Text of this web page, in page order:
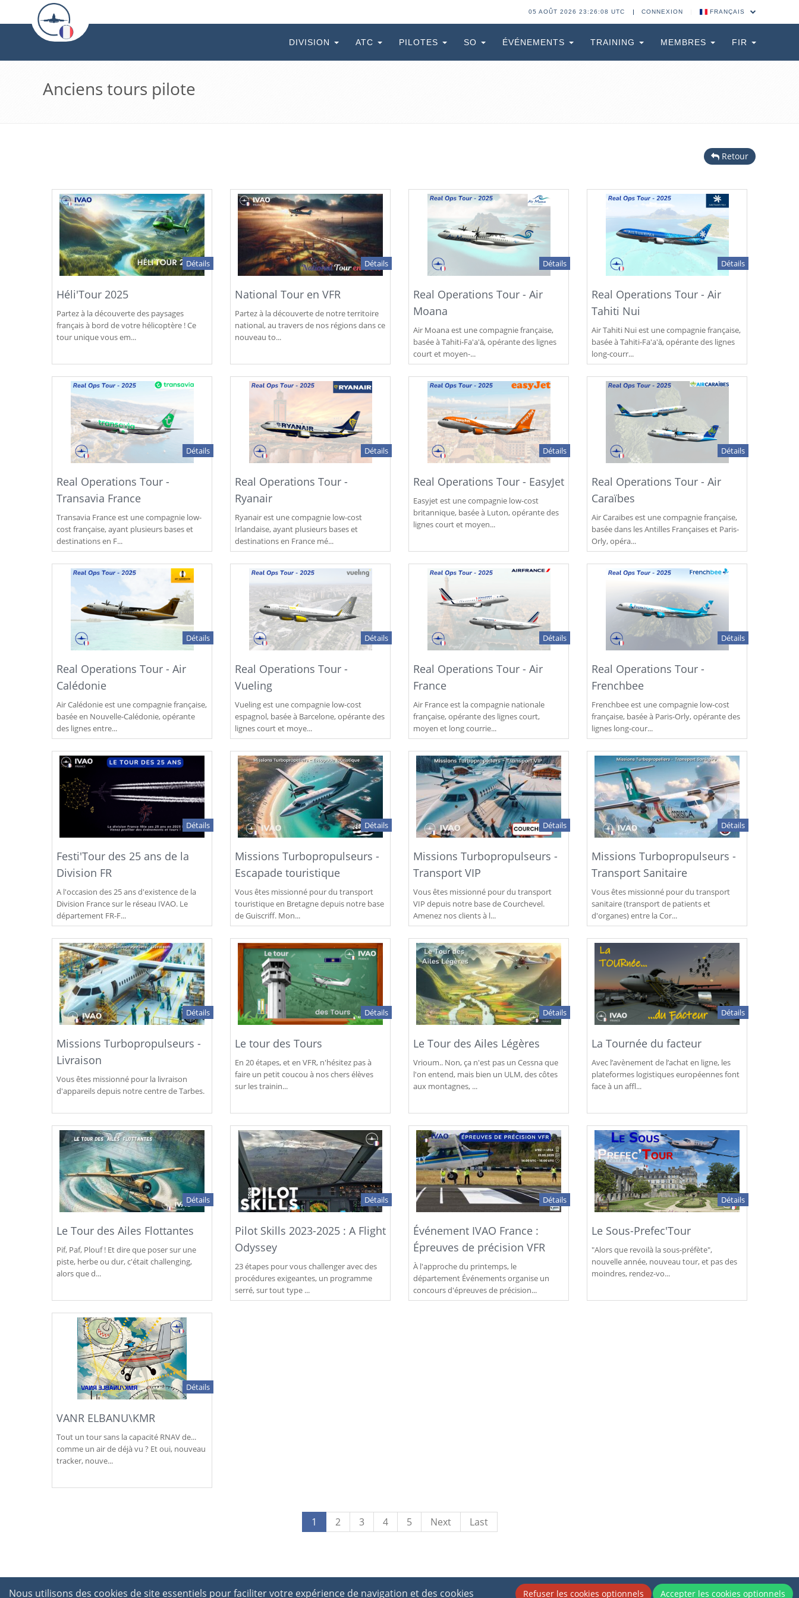
Nous utilisons des cookies de site essentiels pour faciliter votre expérience de navigation et des cookies Refuser les cookies optionnels Accepter les cookies optionnels
05 AOÛT 2026 23:26:09 UTC CONNEXION FRANÇAIS
DIVISION ATC PILOTES SO ÉVÉNEMENTS TRAINING MEMBRES FIR
Anciens tours pilote
Retour
Détails
Héli'Tour 2025
Partez à la découverte des paysages
français à bord de votre hélicoptère ! Ce
tour unique vous em...
Détails
National Tour en VFR
Partez à la découverte de notre territoire
national, au travers de nos régions dans ce
nouveau to...
Détails
Real Operations Tour - Air
Moana
Air Moana est une compagnie française,
basée à Tahiti-Fa'a'ā, opérante des lignes
court et moyen-...
Détails
Real Operations Tour - Air
Tahiti Nui
Air Tahiti Nui est une compagnie française,
basée à Tahiti-Fa'a'ā, opérante des lignes
long-courr...
Détails
Real Operations Tour -
Transavia France
Transavia France est une compagnie low-
cost française, ayant plusieurs bases et
destinations en F...
Détails
Real Operations Tour -
Ryanair
Ryanair est une compagnie low-cost
Irlandaise, ayant plusieurs bases et
destinations en France mé...
Détails
Real Operations Tour - EasyJet
Easyjet est une compagnie low-cost
britannique, basée à Luton, opérante des
lignes court et moyen...
Détails
Real Operations Tour - Air
Caraïbes
Air Caraïbes est une compagnie française,
basée dans les Antilles Françaises et Paris-
Orly, opéra...
Détails
Real Operations Tour - Air
Calédonie
Air Calédonie est une compagnie française,
basée en Nouvelle-Calédonie, opérante
des lignes entre...
Détails
Real Operations Tour -
Vueling
Vueling est une compagnie low-cost
espagnol, basée à Barcelone, opérante des
lignes court et moye...
Détails
Real Operations Tour - Air
France
Air France est la compagnie nationale
française, opérante des lignes court,
moyen et long courrie...
Détails
Real Operations Tour -
Frenchbee
Frenchbee est une compagnie low-cost
française, basée à Paris-Orly, opérante des
lignes long-cour...
Détails
Festi'Tour des 25 ans de la
Division FR
A l'occasion des 25 ans d'existence de la
Division France sur le réseau IVAO. Le
département FR-F...
Détails
Missions Turbopropulseurs -
Escapade touristique
Vous êtes missionné pour du transport
touristique en Bretagne depuis notre base
de Guiscriff. Mon...
Détails
Missions Turbopropulseurs -
Transport VIP
Vous êtes missionné pour du transport
VIP depuis notre base de Courchevel.
Amenez nos clients à l...
Détails
Missions Turbopropulseurs -
Transport Sanitaire
Vous êtes missionné pour du transport
sanitaire (transport de patients et
d'organes) entre la Cor...
Détails
Missions Turbopropulseurs -
Livraison
Vous êtes missionné pour la livraison
d'appareils depuis notre centre de Tarbes.
Détails
Le tour des Tours
En 20 étapes, et en VFR, n'hésitez pas à
faire un petit coucou à nos chers élèves
sur les trainin...
Détails
Le Tour des Ailes Légères
Vrioum.. Non, ça n'est pas un Cessna que
l'on entend, mais bien un ULM, des côtes
aux montagnes, ...
Détails
La Tournée du facteur
Avec l’avènement de l’achat en ligne, les
plateformes logistiques européennes font
face à un affl...
Détails
Le Tour des Ailes Flottantes
Pif, Paf, Plouf ! Et dire que poser sur une
piste, herbe ou dur, c'était challenging,
alors que d...
Détails
Pilot Skills 2023-2025 : A Flight
Odyssey
23 étapes pour vous challenger avec des
procédures exigeantes, un programme
serré, sur tout type ...
Détails
Événement IVAO France :
Épreuves de précision VFR
À l'approche du printemps, le
département Événements organise un
concours d'épreuves de précision...
Détails
Le Sous-Prefec'Tour
"Alors que revoilà la sous-préfète",
nouvelle année, nouveau tour, et pas des
moindres, rendez-vo...
Détails
VANR ELBANU\KMR
Tout un tour sans la capacité RNAV de...
comme un air de déjà vu ? Et oui, nouveau
tracker, nouve...
1 2 3 4 5 Next Last